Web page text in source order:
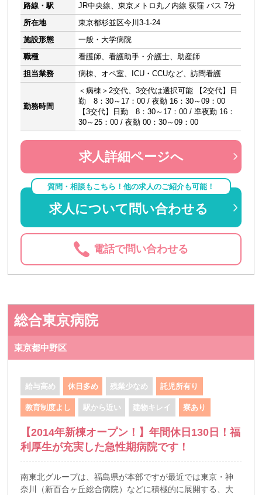
路線・駅
JR中央線、東京メトロ丸ノ内線 荻窪 バス 7分
所在地
東京都杉並区今川3-1-24
施設形態
一般・大学病院
職種
看護師、看護助手・介護士、助産師
担当業務
病棟、オペ室、ICU・CCUなど、訪問看護
勤務時間
＜病棟＞2交代、3交代は選択可能 【2交代】日
勤 8：30～17：00 / 夜勤 16：30～09：00
【3交代】日勤 8：30～17：00 / 凖夜勤 16：
30～25：00 / 夜勤 00：30～09：00
求人詳細ページへ
質問・相談もこちら！他の求人のご紹介も可能！
求人について問い合わせる
電話で問い合わせる
総合東京病院
東京都中野区
給与高め 休日多め 残業少なめ 託児所有り
教育制度よし 駅から近い 建物キレイ 寮あり
【2014年新棟オープン！】年間休日130日！福
利厚生が充実した急性期病院です！
南東北グループは、福島県が本部ですが最近では東京・神
奈川（新百合ヶ丘総合病院）などに積極的に展開する、大